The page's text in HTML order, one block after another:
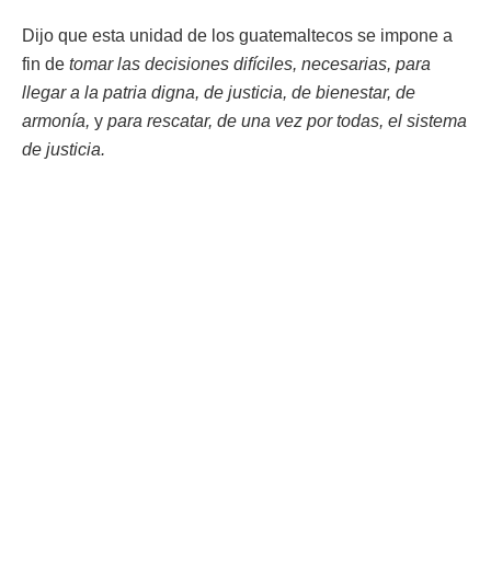
Dijo que esta unidad de los guatemaltecos se impone a
fin de tomar las decisiones difíciles, necesarias, para
llegar a la patria digna, de justicia, de bienestar, de
armonía, y para rescatar, de una vez por todas, el sistema
de justicia.